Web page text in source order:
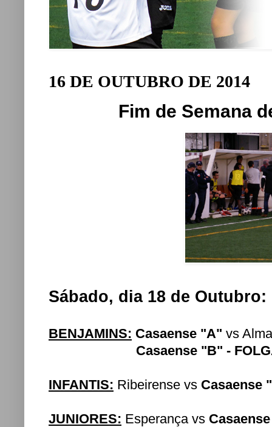
16 DE OUTUBRO DE 2014
Fim de Semana
Sábado, dia 18 de Outubro:
BENJAMINS: Casaense "A" vs
Casaense "B" -
INFANTIS: Ribeirense vs Casaense
JUNIORES: Esperança vs Casaense